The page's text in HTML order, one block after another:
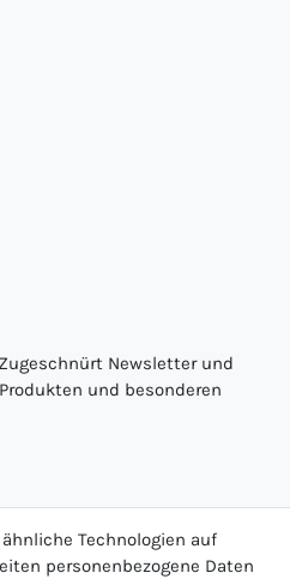
Newsletter und
und besonderen
Technologien auf
personenbezogene Daten